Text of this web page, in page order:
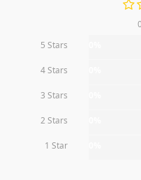
5 Stars
4 Stars
3 Stars
2 Stars
1 Star